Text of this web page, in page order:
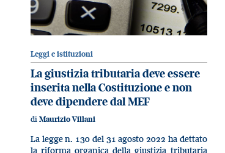
Leggi e istituzioni
La giustizia tributaria deve essere
inserita nella Costituzione e non
deve dipendere dal MEF
di Maurizio Villani
La legge n. 130 del 31 agosto 2022 ha dettato
la riforma organica della giustizia tributaria